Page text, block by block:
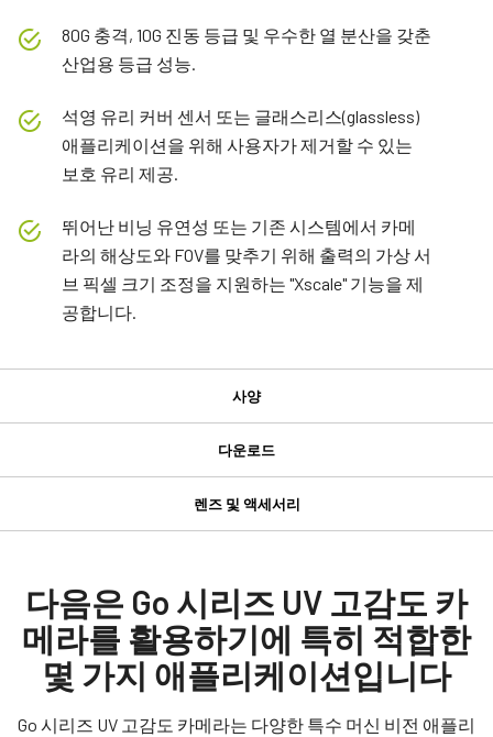
80G 충격, 10G 진동 등급 및 우수한 열 분산을 갖춘
산업용 등급 성능.
석영 유리 커버 센서 또는 글래스리스(glassless)
애플리케이션을 위해 사용자가 제거할 수 있는
보호 유리 제공.
뛰어난 비닝 유연성 또는 기존 시스템에서 카메
라의 해상도와 FOV를 맞추기 위해 출력의 가상 서
브 픽셀 크기 조정을 지원하는 "Xscale" 기능을 제
공합니다.
사양
타입
Area Scan
컬러 / 모노
다운로드
Datasheet - GO-8105M-5GE-UV
Manual - GO-8105M-5GE-UV
Software
렌즈 및 액세서리
GPIO 및 전원 6핀 입출력 암 커넥터 및 플라잉 리드 케이블.
(LKK-IO-6PF-DM)
히로세(Hirose) 호환 커넥터
다음은 Go 시리즈 UV 고감도 카
메라를 활용하기에 특히 적합한
몇 가지 애플리케이션입니다
Go 시리즈 UV 고감도 카메라는 다양한 특수 머신 비전 애플리